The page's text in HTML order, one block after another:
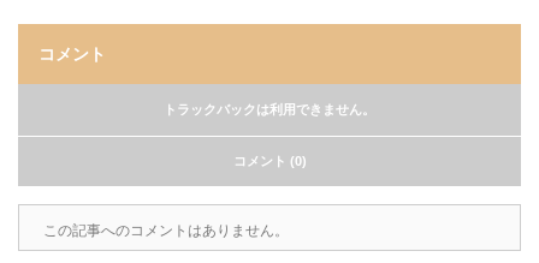
コメント
トラックバックは利用できません。
コメント (0)
この記事へのコメントはありません。